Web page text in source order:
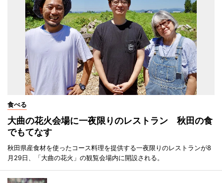
食べる
大曲の花火会場に一夜限りのレストラン 秋田の食
でもてなす
秋田県産食材を使ったコース料理を提供する一夜限りのレストランが8
月29日、「大曲の花火」の観覧会場内に開設される。